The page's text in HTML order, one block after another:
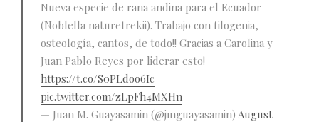
Nueva especie de rana andina para el Ecuador
(Noblella naturetrekii). Trabajo con filogenia,
osteología, cantos, de todo!! Gracias a Carolina y
Juan Pablo Reyes por liderar esto!
https://t.co/S0PLdoo6Ic
pic.twitter.com/zLpFh4MXHn
— Juan M. Guayasamin (@jmguayasamin) August